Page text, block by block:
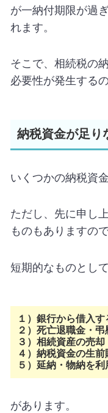
が一納付期限が過
れます。
そこで、相続税の
必要性が発生するの
納税資金が足り
いくつかの納税資
ただし、先に申し
ものもありますの
短期的なものとして
１）銀行から借入す
２）死亡退職金・弔
３）相続資産の売却
４）納税資金の生前
５）延納・物納を利
があります。